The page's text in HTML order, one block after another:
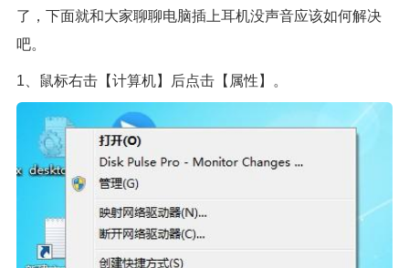
了，下面就和大家聊聊电脑插上耳机没声音应该如何解决
吧。
1、鼠标右击【计算机】后点击【属性】。